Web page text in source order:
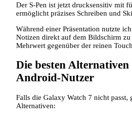
Der S‑Pen ist jetzt drucksensitiv mit
ermöglicht präzises Schreiben und
Während einer Präsentation nutzte ich
Notizen direkt auf dem Bildschirm zu
Mehrwert gegenüber der reinen
Die besten
Android‑Nutzer
Falls die Galaxy Watch 7 nicht passt,
Alternativen: